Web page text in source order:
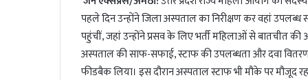
पहले दिन उन्होंने जिला अस्पताल का निरीक्षण कर वहां उपलब्ध
पहुंचीं, जहां उन्होंने प्रसव के लिए भर्ती महिलाओं से बातचीत
अस्पताल की साफ-सफाई, स्टाफ की उपलब्धता और दवा वितरण
फीडबैक लिया। इस दौरान अस्पताल स्टाफ भी मौके पर मौजूद